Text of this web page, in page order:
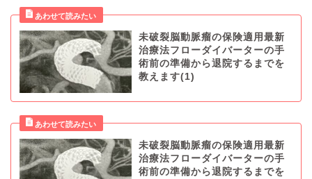
未破裂脳動脈瘤の保険適用最新
治療法フローダイバーターの手
術前の準備から退院するまでを
教えます(1)
未破裂脳動脈瘤の保険適用最新
治療法フローダイバーターの手
術前の準備から退院するまでを